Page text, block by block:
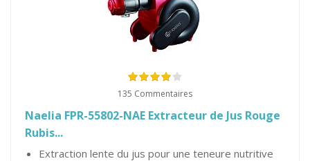
135 Commentaires
Naelia FPR-55802-NAE Extracteur de Jus Rouge
Rubis...
Extraction lente du jus pour une teneure nutritive